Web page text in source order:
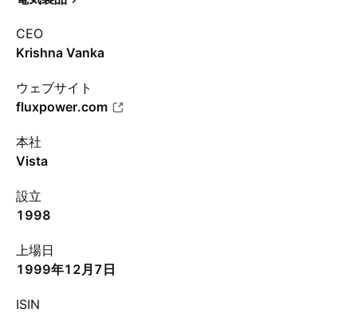
CEO
Krishna Vanka
ウェブサイト
fluxpower.com
本社
Vista
設立
1998
上場日
1999年12月7日
ISIN